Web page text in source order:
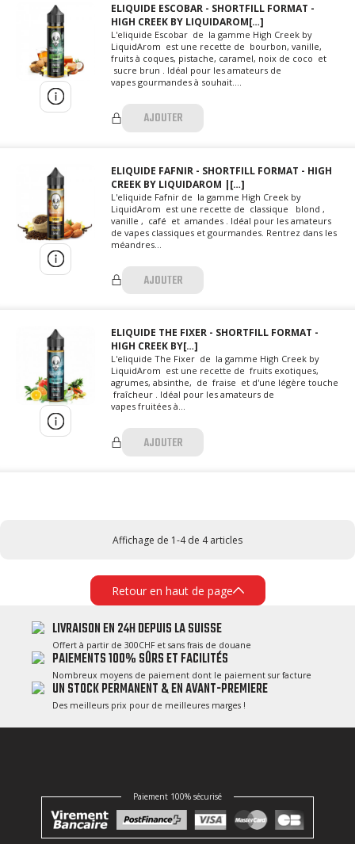
ELIQUIDE ESCOBAR - SHORTFILL FORMAT -
HIGH CREEK BY LIQUIDAROM[…]
L'eliquide Escobar de la gamme High Creek by
LiquidArom est une recette de bourbon, vanille,
fruits à coques, pistache, caramel, noix de coco et
sucre brun . Idéal pour les amateurs de
vapes gourmandes à souhait....
AJOUTER
ELIQUIDE FAFNIR - SHORTFILL FORMAT - HIGH
CREEK BY LIQUIDAROM |[…]
L'eliquide Fafnir de la gamme High Creek by
LiquidArom est une recette de classique blond ,
vanille , café et amandes . Idéal pour les amateurs
de vapes classiques et gourmandes. Rentrez dans les
méandres...
AJOUTER
ELIQUIDE THE FIXER - SHORTFILL FORMAT -
HIGH CREEK BY[…]
L'eliquide The Fixer de la gamme High Creek by
LiquidArom est une recette de fruits exotiques,
agrumes, absinthe, de fraise et d'une légère touche
fraîcheur . Idéal pour les amateurs de
vapes fruitées à...
AJOUTER
Affichage de 1-4 de 4 articles
Retour en haut de page
LIVRAISON EN 24H DEPUIS LA SUISSE
Offert à partir de 300CHF et sans frais de douane
PAIEMENTS 100% SÛRS ET FACILITÉS
Nombreux moyens de paiement dont le paiement sur facture
UN STOCK PERMANENT & EN AVANT-PREMIERE
Des meilleurs prix pour de meilleures marges !
Paiement 100% sécurisé